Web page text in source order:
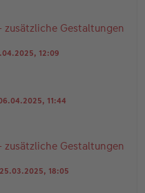
zusätzliche Gestaltungen
12:09
11:44
zusätzliche Gestaltungen
25.03.2025, 18:05